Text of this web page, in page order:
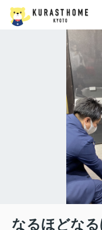
なるほどなる